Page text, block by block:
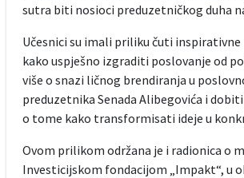
sutra biti nosioci preduzetničkog duha
Učesnici su imali priliku čuti
kako uspješno izgraditi poslovanje od
više o snazi ličnog brendiranja u
preduzetnika Senada Alibegovića i
o tome kako transformisati ideje u
Ovom prilikom održana je i radionica o
Investicijskom fondacijom „Impakt“, u